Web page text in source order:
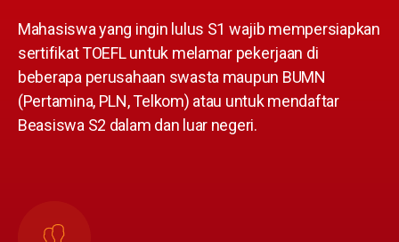
Mahasiswa yang ingin lulus S1 wajib mempersiapkan
sertifikat TOEFL untuk melamar pekerjaan di
beberapa perusahaan swasta maupun BUMN
(Pertamina, PLN, Telkom) atau untuk mendaftar
Beasiswa S2 dalam dan luar negeri.